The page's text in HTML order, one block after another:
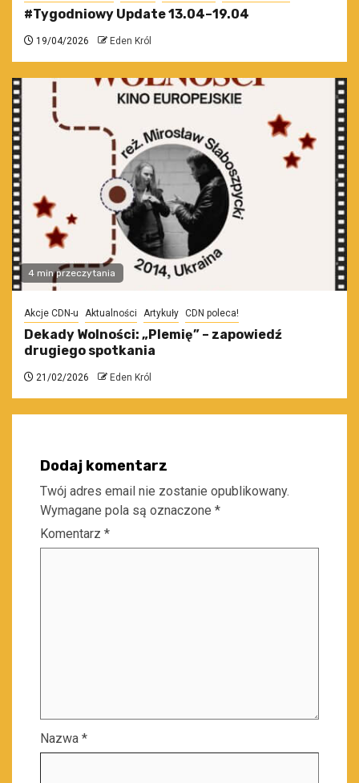
#Tygodniowy Update 13.04–19.04
19/04/2026 Eden Król
4 min przeczytania
Akcje CDN-u Aktualności Artykuły CDN poleca!
Dekady Wolności: „Plemię” – zapowiedź
drugiego spotkania
21/02/2026 Eden Król
Dodaj komentarz
Twój adres email nie zostanie opublikowany.
Wymagane pola są oznaczone *
Komentarz *
Nazwa *